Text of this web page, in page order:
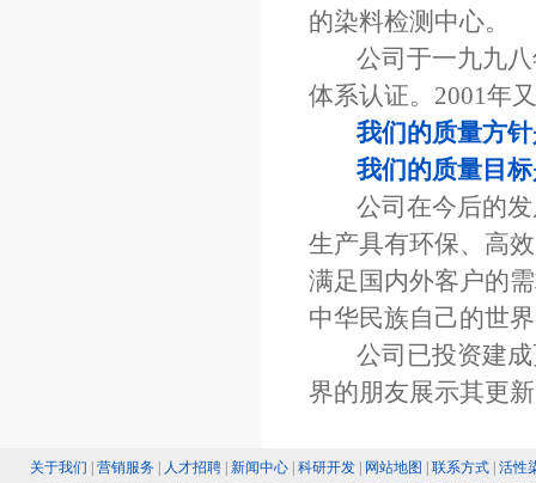
的染料检测中心。
公司于一九九八
体系认证。2001年
我们的质量方
我们的质量目标
公司在今后的发
生产具有环保、高
满足国内外客户的
中华民族自己的世
公司已投资建成
界的朋友展示其更
关于我们 营销服务 人才招聘 新闻中心 科研开发 网站地图 联系方式 活性